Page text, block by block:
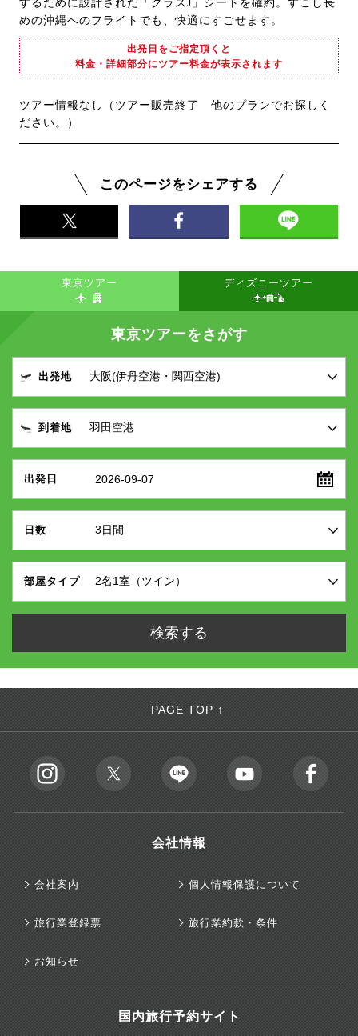
するために設計された「クラスJ」シートを確約。すこし長
めの沖縄へのフライトでも、快適にすごせます。
出発日をご指定頂くと
料金・詳細部分にツアー料金が表示されます
ツアー情報なし（ツアー販売終了 他のプランでお探しく
ださい。）
このページをシェアする
東京ツアー ディズニーツアー
東京ツアーをさがす
出発地
到着地
出発日 2026-09-07
日数
部屋タイプ
PAGE TOP ↑
会社情報
会社案内 個人情報保護について
旅行業登録票 旅行業約款・条件
お知らせ
国内旅行予約サイト